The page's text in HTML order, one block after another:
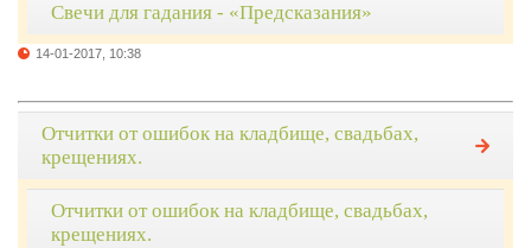
Свечи для гадания - «Предсказания»
14-01-2017, 10:38
Отчитки от ошибок на кладбище, свадьбах,
крещениях.
Отчитки от ошибок на кладбище, свадьбах,
крещениях.